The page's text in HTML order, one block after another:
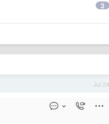
3
Jul 24